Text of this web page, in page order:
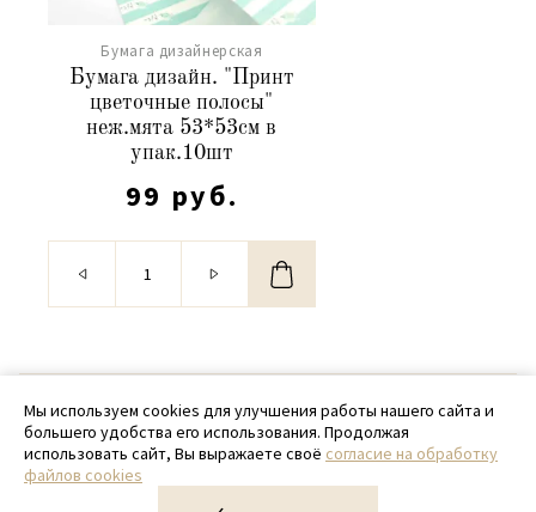
Бумага дизайнерская
Бумага дизайн. "Принт
цветочные полосы"
неж.мята 53*53см в
упак.10шт
99 руб.
© 2020 - 2026 SamPack
+ 7 (918) 699-97-87
zakaz@sampack.store
Мы используем cookies для улучшения работы нашего сайта и
большего удобства его использования. Продолжая
использовать сайт, Вы выражаете своё согласие на обработку
файлов cookies